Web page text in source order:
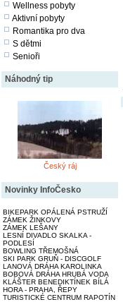
Wellness pobyty
Aktivní pobyty
Romantika pro dva
S dětmi
Senioři
Náhodný tip
Český ráj
Novinky InfoČesko
BIKEPARK OPÁLENÁ PSTRUŽÍ
ZÁMEK ŽINKOVY
ZÁMEK LEŠANY
LESNÍ DIVADLO SKALKA -
PODLESÍ
BOWLING TŘEMOŠNÁ
SKI PARK GRUŇ - DISCGOLF
LANOVÁ DRÁHA KAROLINKA
BOBOVÁ DRÁHA HRUBÁ VODA
KLÁŠTER BENEDIKTÍNEK BÍLÁ
HORA - PRAHA, ŘEPY
TURISTICKÉ CENTRUM RAPOTÍN